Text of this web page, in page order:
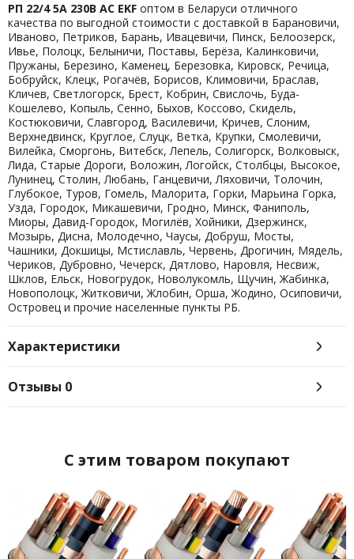
РП 22/4 5А 230В АС EKFоптом в Беларуси отличного
качества по выгодной стоимости с доставкой в Барановичи,
Иваново, Петриков, Барань, Ивацевичи, Пинск, Белоозерск,
Ивье, Полоцк, Белыничи, Поставы, Берёза, Калинковичи,
Пружаны, Березино, Каменец, Березовка, Кировск, Речица,
Бобруйск, Клецк, Рогачёв, Борисов, Климовичи, Браслав,
Кличев, Светлогорск, Брест, Кобрин, Свислочь, Буда-
Кошелево, Копыль, Сенно, Быхов, Коссово, Скидель,
Костюковичи, Славгород, Василевичи, Кричев, Слоним,
Верхнедвинск, Круглое, Слуцк, Ветка, Крупки, Смолевичи,
Вилейка, Сморгонь, Витебск, Лепель, Солигорск, Волковыск,
Лида, Старые Дороги, Воложин, Логойск, Столбцы, Высокое,
Лунинец, Столин, Любань, Ганцевичи, Ляховичи, Толочин,
Глубокое, Туров, Гомель, Малорита, Горки, Марьина Горка,
Узда, Городок, Микашевичи, Гродно, Минск, Фаниполь,
Миоры, Давид-Городок, Могилёв, Хойники, Дзержинск,
Мозырь, Дисна, Молодечно, Чаусы, Добруш, Мосты,
Чашники, Докшицы, Мстиславль, Червень, Дрогичин, Мядель,
Чериков, Дубровно, Чечерск, Дятлово, Наровля, Несвиж,
Шклов, Ельск, Новогрудок, Новолукомль, Щучин, Жабинка,
Новополоцк, Житковичи, Жлобин, Орша, Жодино, Осиповичи,
Островец и прочие населенные пункты РБ.
Характеристики
Отзывы 0
C этим товаром покупают